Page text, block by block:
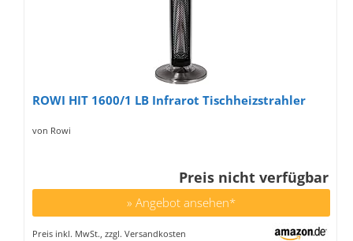
ROWI HIT 1600/1 LB Infrarot Tischheizstrahler
von Rowi
Preis nicht verfügbar
» Angebot ansehen*
Preis inkl. MwSt., zzgl. Versandkosten